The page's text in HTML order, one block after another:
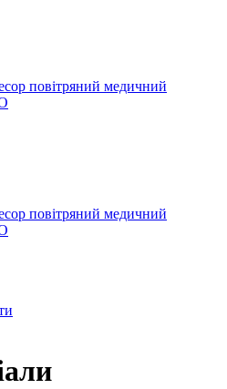
повітряний медичний
повітряний медичний